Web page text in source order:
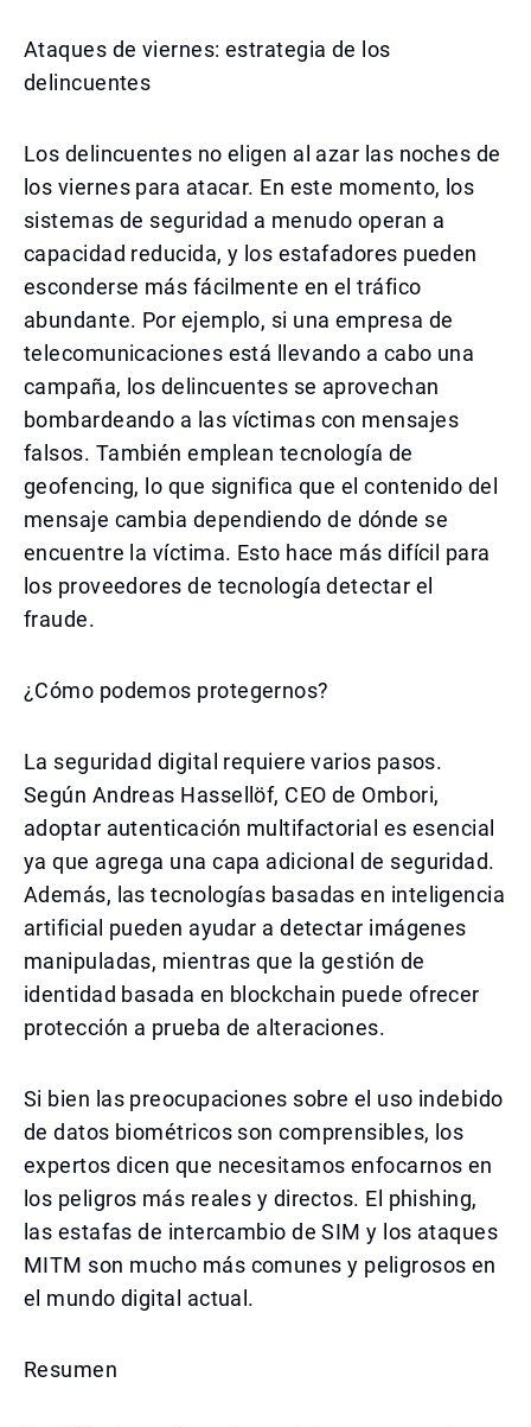
Ataques de viernes: estrategia de los
delincuentes
Los delincuentes no eligen al azar las noches de
los viernes para atacar. En este momento, los
sistemas de seguridad a menudo operan a
capacidad reducida, y los estafadores pueden
esconderse más fácilmente en el tráfico
abundante. Por ejemplo, si una empresa de
telecomunicaciones está llevando a cabo una
campaña, los delincuentes se aprovechan
bombardeando a las víctimas con mensajes
falsos. También emplean tecnología de
geofencing, lo que significa que el contenido del
mensaje cambia dependiendo de dónde se
encuentre la víctima. Esto hace más difícil para
los proveedores de tecnología detectar el
fraude.
¿Cómo podemos protegernos?
La seguridad digital requiere varios pasos.
Según Andreas Hassellöf, CEO de Ombori,
adoptar autenticación multifactorial es esencial
ya que agrega una capa adicional de seguridad.
Además, las tecnologías basadas en inteligencia
artificial pueden ayudar a detectar imágenes
manipuladas, mientras que la gestión de
identidad basada en blockchain puede ofrecer
protección a prueba de alteraciones.
Si bien las preocupaciones sobre el uso indebido
de datos biométricos son comprensibles, los
expertos dicen que necesitamos enfocarnos en
los peligros más reales y directos. El phishing,
las estafas de intercambio de SIM y los ataques
MITM son mucho más comunes y peligrosos en
el mundo digital actual.
Resumen